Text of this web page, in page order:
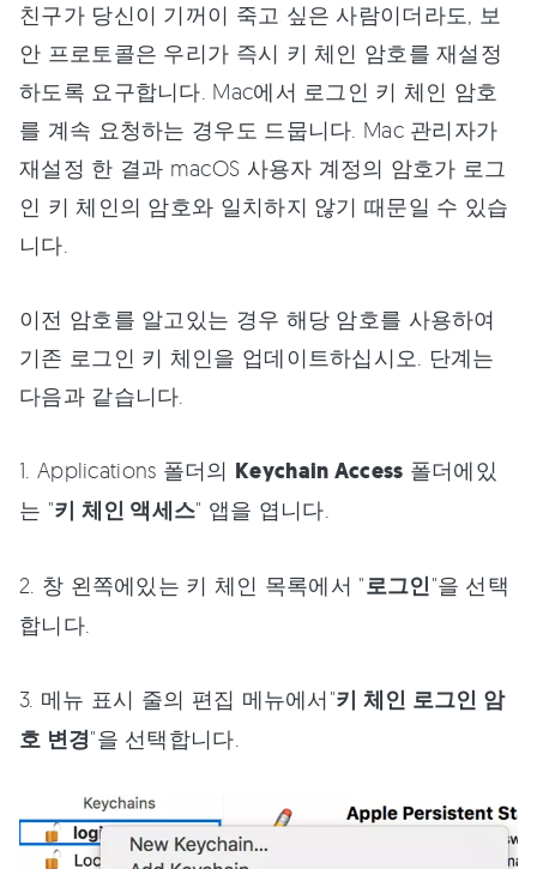
친구가 당신이 기꺼이 죽고 싶은 사람이더라도, 보
안 프로토콜은 우리가 즉시 키 체인 암호를 재설정
하도록 요구합니다. Mac에서 로그인 키 체인 암호
를 계속 요청하는 경우도 드뭅니다. Mac 관리자가
재설정 한 결과 macOS 사용자 계정의 암호가 로그
인 키 체인의 암호와 일치하지 않기 때문일 수 있습
니다.
이전 암호를 알고있는 경우 해당 암호를 사용하여
기존 로그인 키 체인을 업데이트하십시오. 단계는
다음과 같습니다.
1. Applications 폴더의 Keychain Access 폴더에있
는 "키 체인 액세스" 앱을 엽니다.
2. 창 왼쪽에있는 키 체인 목록에서 "로그인"을 선택
합니다.
3. 메뉴 표시 줄의 편집 메뉴에서"키 체인 로그인 암
호 변경"을 선택합니다.